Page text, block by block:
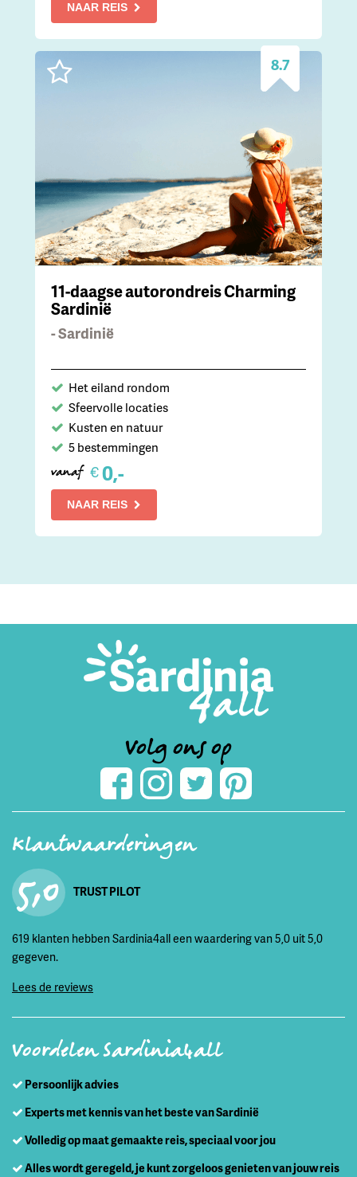
NAAR REIS
8.7
11-daagse autorondreis Charming
Sardinië
- Sardinië
Het eiland rondom
Sfeervolle locaties
Kusten en natuur
5 bestemmingen
vanaf €0,-
NAAR REIS
Volg ons op
Klantwaarderingen
5,0 TRUST PILOT
619 klanten hebben Sardinia4all een waardering van 5,0 uit 5,0
gegeven.
Lees de reviews
Voordelen Sardinia4all
Persoonlijk advies
Experts met kennis van het beste van Sardinië
Volledig op maat gemaakte reis, speciaal voor jou
Alles wordt geregeld, je kunt zorgeloos genieten van jouw reis